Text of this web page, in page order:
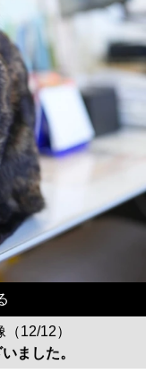
12/12）
ました。